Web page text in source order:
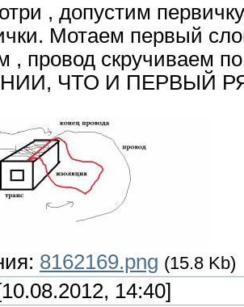
, допустим
Мотаем первый
, провод скручиваем
ЧТО И ПЕРВЫЙ
8162169.png (15.8 Kb)
[10.08.2012, 14:40]